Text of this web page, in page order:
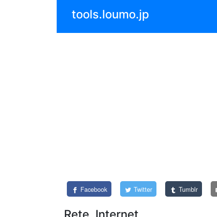
tools.loumo.jp
Facebook Twitter Tumblr
Rete, Internet